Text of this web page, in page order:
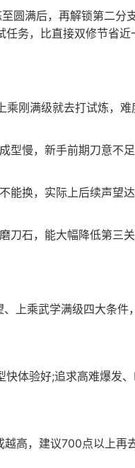
满后，再解锁第二分
务，比直接双修节省近
刚满级就去打试炼，难
慢，新手前期刀意不
换，实际上后续声望
石，能大幅降低第三关
乘武学满级四大条件
体验好;追求高难爆发、
，建议700点以上再